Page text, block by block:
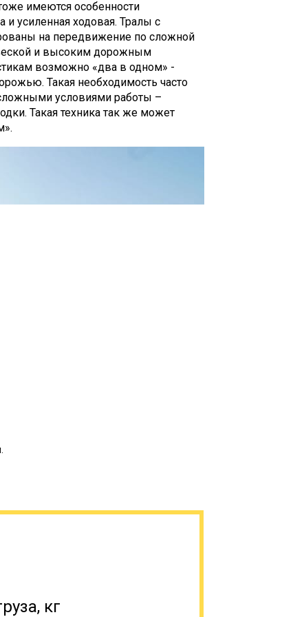
имеются особенности
и усиленная ходовая. Тралы с
на передвижение по сложной
и высоким дорожным
возможно «два в одном» -
Такая необходимость часто
условиями работы –
Такая техника так же может
имеют такие особенности,
можно погрузить на платформу
кг